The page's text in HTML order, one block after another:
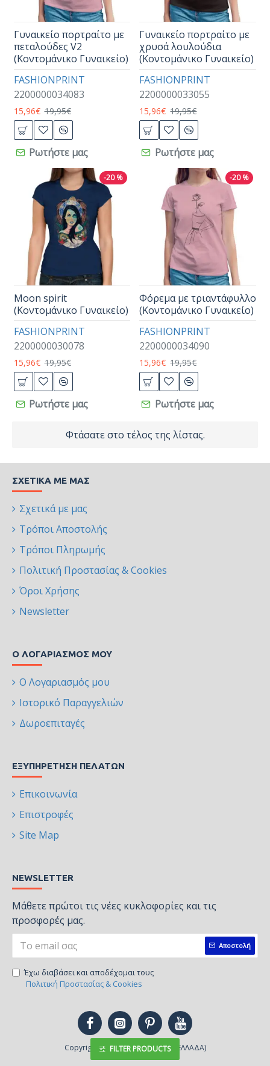
FASHIONPRINT
2200000034083
Γυναικείο πορτραίτο με
πεταλούδες V2
(Κοντομάνικο Γυναικείο)
15,96€ 19,95€
Ρωτήστε μας
FASHIONPRINT
2200000033055
Γυναικείο πορτραίτο με
χρυσά λουλούδια
(Κοντομάνικο Γυναικείο)
15,96€ 19,95€
Ρωτήστε μας
-20 %
FASHIONPRINT
2200000030078
Μoon spirit
(Κοντομάνικο Γυναικείο)
15,96€ 19,95€
Ρωτήστε μας
-20 %
FASHIONPRINT
2200000034090
Φόρεμα με τριαντάφυλλο
(Κοντομάνικο Γυναικείο)
15,96€ 19,95€
Ρωτήστε μας
Φτάσατε στο τέλος της λίστας.
ΣΧΕΤΙΚΆ ΜΕ ΜΑΣ
Σχετικά με μας
Τρόποι Αποστολής
Τρόποι Πληρωμής
Πολιτική Προστασίας & Cookies
Όροι Χρήσης
Newsletter
Ο ΛΟΓΑΡΙΑΣΜΌΣ ΜΟΥ
Ο Λογαριασμός μου
Ιστορικό Παραγγελιών
Δωροεπιταγές
ΕΞΥΠΗΡΈΤΗΣΗ ΠΕΛΑΤΏΝ
Επικοινωνία
Επιστροφές
Site Map
NEWSLETTER
Μάθετε πρώτοι τις νέες κυκλοφορίες και τις
προσφορές μας.
Αποστολή
Έχω διαβάσει και αποδέχομαι τους
Πολιτική Προστασίας & Cookies
Copyright © 2022, Fashionprint, (ΕΛΛΑΔΑ)
FILTER PRODUCTS